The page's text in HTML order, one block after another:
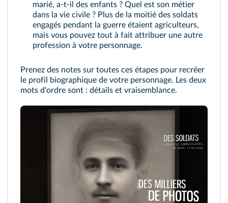
marié, a‑t‑il des enfants ? Quel est son métier
dans la vie civile ? Plus de la moitié des soldats
engagés pendant la guerre étaient agriculteurs,
mais vous pouvez tout à fait attribuer une autre
profession à votre personnage.
Prenez des notes sur toutes ces étapes pour recréer
le profil biographique de votre personnage. Les deux
mots d'ordre sont : détails et vraisemblance.